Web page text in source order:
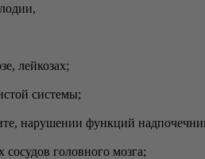
лейкозах;
системы;
нарушении функций
головного мозга;